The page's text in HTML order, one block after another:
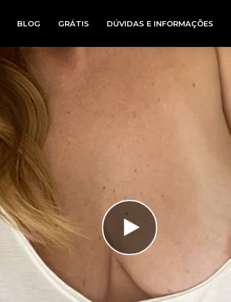
BLOG GRÁTIS DÚVIDAS E INFORMAÇÕES